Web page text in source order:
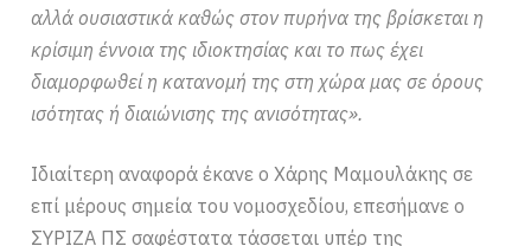
αλλά ουσιαστικά καθώς στον πυρήνα της βρίσκεται η
κρίσιμη έννοια της ιδιοκτησίας και το πως έχει
διαμορφωθεί η κατανομή της στη χώρα μας σε όρους
ισότητας ή διαιώνισης της ανισότητας».
Ιδιαίτερη αναφορά έκανε ο Χάρης Μαμουλάκης σε
επί μέρους σημεία του νομοσχεδίου, επεσήμανε ο
ΣΥΡΙΖΑ ΠΣ σαφέστατα τάσσεται υπέρ της